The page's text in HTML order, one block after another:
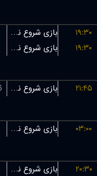
بازی شروع نشده است
۱۹:۳۰
بازی شروع نشده است
۱۹:۳۰
بازی شروع نشده است
۲۱:۴۵
بازی شروع نشده است
۰۳:۰۰
بازی شروع نشده است
۲۰:۳۰